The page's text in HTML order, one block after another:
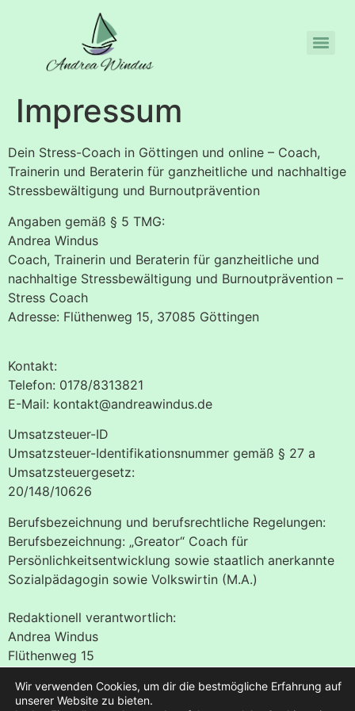
Impressum
Dein Stress-Coach in Göttingen und online – Coach,
Trainerin und Beraterin für ganzheitliche und nachhaltige
Stressbewältigung und Burnoutprävention
Angaben gemäß § 5 TMG:
Andrea Windus
Coach, Trainerin und Beraterin für ganzheitliche und
nachhaltige Stressbewältigung und Burnoutprävention –
Stress Coach
Adresse: Flüthenweg 15, 37085 Göttingen
Kontakt:
Telefon: 0178/8313821
E-Mail: kontakt@andreawindus.de
Umsatzsteuer-ID
Umsatzsteuer-Identifikationsnummer gemäß § 27 a
Umsatzsteuergesetz:
20/148/10626
Berufsbezeichnung und berufsrechtliche Regelungen:
Berufsbezeichnung: „Greator“ Coach für
Persönlichkeitsentwicklung sowie staatlich anerkannte
Sozialpädagogin sowie Volkswirtin (M.A.)
Redaktionell verantwortlich:
Andrea Windus
Flüthenweg 15
Wir verwenden Cookies, um dir die bestmögliche Erfahrung auf
unserer Website zu bieten.